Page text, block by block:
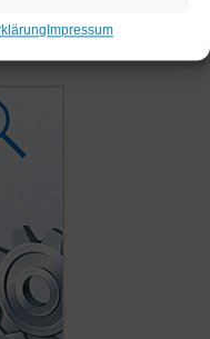
Impressum